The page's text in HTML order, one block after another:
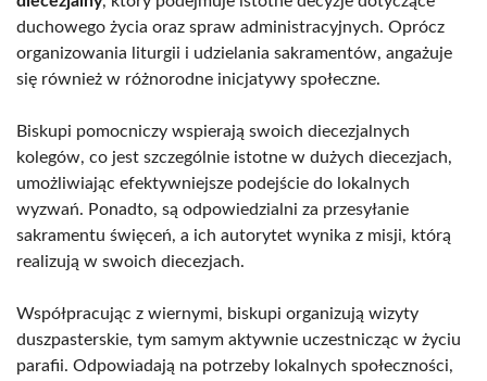
duchowego życia oraz spraw administracyjnych. Oprócz
organizowania liturgii i udzielania sakramentów, angażuje
się również w różnorodne inicjatywy społeczne.
Biskupi pomocniczy wspierają swoich diecezjalnych
kolegów, co jest szczególnie istotne w dużych diecezjach,
umożliwiając efektywniejsze podejście do lokalnych
wyzwań. Ponadto, są odpowiedzialni za przesyłanie
sakramentu święceń, a ich autorytet wynika z misji, którą
realizują w swoich diecezjach.
Współpracując z wiernymi, biskupi organizują wizyty
duszpasterskie, tym samym aktywnie uczestnicząc w życiu
parafii. Odpowiadają na potrzeby lokalnych społeczności,